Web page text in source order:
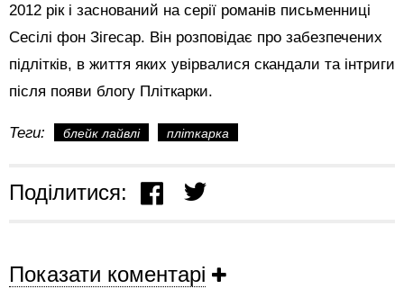
2012 рік і заснований на серії романів письменниці
Сесілі фон Зігесар. Він розповідає про забезпечених
підлітків, в життя яких увірвалися скандали та інтриги
після появи блогу Пліткарки.
Теги: блейк лайвлі пліткарка
Поділитися:
Показати коментарі